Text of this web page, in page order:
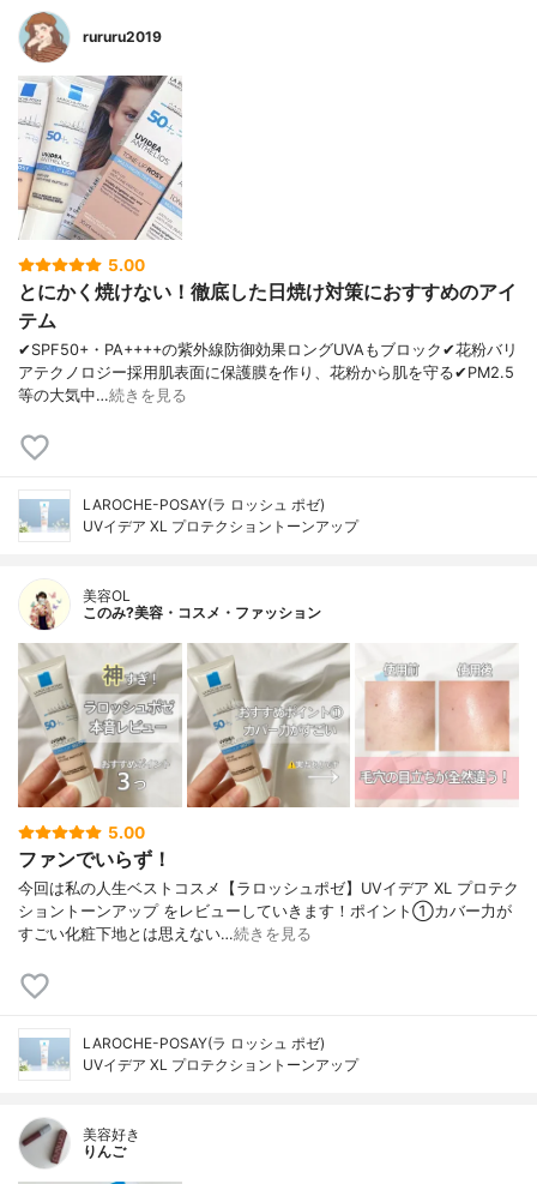
rururu2019
5.00
とにかく焼けない！徹底した日焼け対策におすすめのアイ
テム
✔︎SPF50+・PA++++の紫外線防御効果ロングUVAもブロック✔︎花粉バリ
アテクノロジー採用肌表面に保護膜を作り、花粉から肌を守る✔︎PM2.5
等の大気中…続きを見る
LAROCHE-POSAY(ラ ロッシュ ポゼ)
UVイデア XL プロテクショントーンアップ
美容OL
このみ?美容・コスメ・ファッション
5.00
ファンでいらず！
今回は私の人生ベストコスメ【ラロッシュポゼ】UVイデア XL プロテク
ショントーンアップ をレビューしていきます！ポイント①カバー力が
すごい化粧下地とは思えない…続きを見る
LAROCHE-POSAY(ラ ロッシュ ポゼ)
UVイデア XL プロテクショントーンアップ
美容好き
りんご